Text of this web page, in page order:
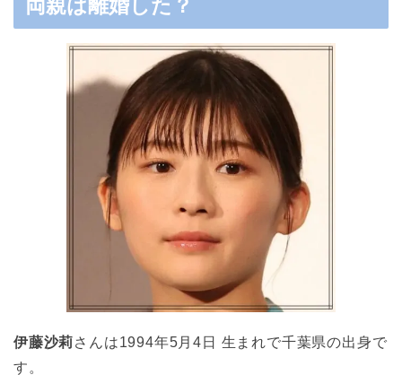
両親は離婚した？
伊藤沙莉さんは1994年5月4日 生まれで千葉県の出身で
す。